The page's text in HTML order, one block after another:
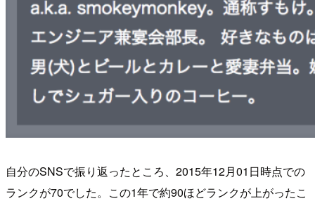
自分のSNSで振り返ったところ、2015年12月01日時点での
ランクが70でした。この1年で約90ほどランクが上がったこ